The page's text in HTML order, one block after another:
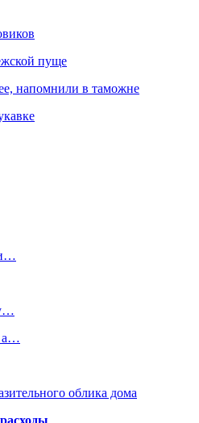
пуще
напомнили в таможне
а…
облика дома